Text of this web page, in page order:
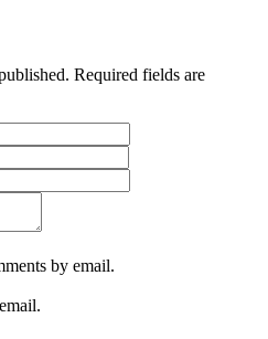
Required fields are
by email.